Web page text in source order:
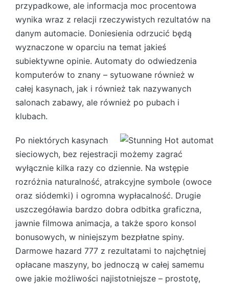
przypadkowe, ale informacja moc procentowa
wynika wraz z relacji rzeczywistych rezultatów na
danym automacie. Doniesienia odrzucić będą
wyznaczone w oparciu na temat jakieś
subiektywne opinie. Automaty do odwiedzenia
komputerów to znany – sytuowane również w
całej kasynach, jak i również tak nazywanych
salonach zabawy, ale również po pubach i
klubach.
Po niektórych kasynach
sieciowych, bez rejestracji możemy zagrać
wyłącznie kilka razy co dziennie. Na wstępie
rozróżnia naturalność, atrakcyjne symbole (owoce
oraz siódemki) i ogromna wypłacalność. Drugie
uszczegóławia bardzo dobra odbitka graficzna,
jawnie filmowa animacja, a także sporo konsol
bonusowych, w niniejszym bezpłatne spiny.
Darmowe hazard 777 z rezultatami to najchętniej
opłacane maszyny, bo jednoczą w całej samemu
owe jakie możliwości najistotniejsze – prostotę,